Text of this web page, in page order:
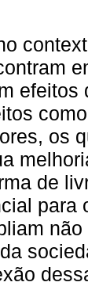
os
de
para